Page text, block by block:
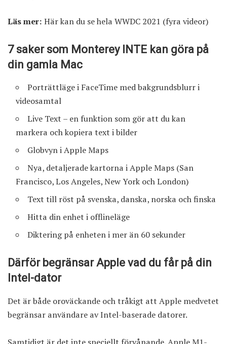
Läs mer: Här kan du se hela WWDC 2021 (fyra videor)
7 saker som Monterey INTE kan göra på
din gamla Mac
Porträttläge i FaceTime med bakgrundsblurr i
videosamtal
Live Text – en funktion som gör att du kan
markera och kopiera text i bilder
Globvyn i Apple Maps
Nya, detaljerade kartorna i Apple Maps (San
Francisco, Los Angeles, New York och London)
Text till röst på svenska, danska, norska och finska
Hitta din enhet i offlineläge
Diktering på enheten i mer än 60 sekunder
Därför begränsar Apple vad du får på din
Intel-dator
Det är både oroväckande och tråkigt att Apple medvetet
begränsar användare av Intel-baserade datorer.
Samtidigt är det inte speciellt förvånande. Apple M1-